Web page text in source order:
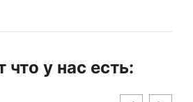
у нас есть: